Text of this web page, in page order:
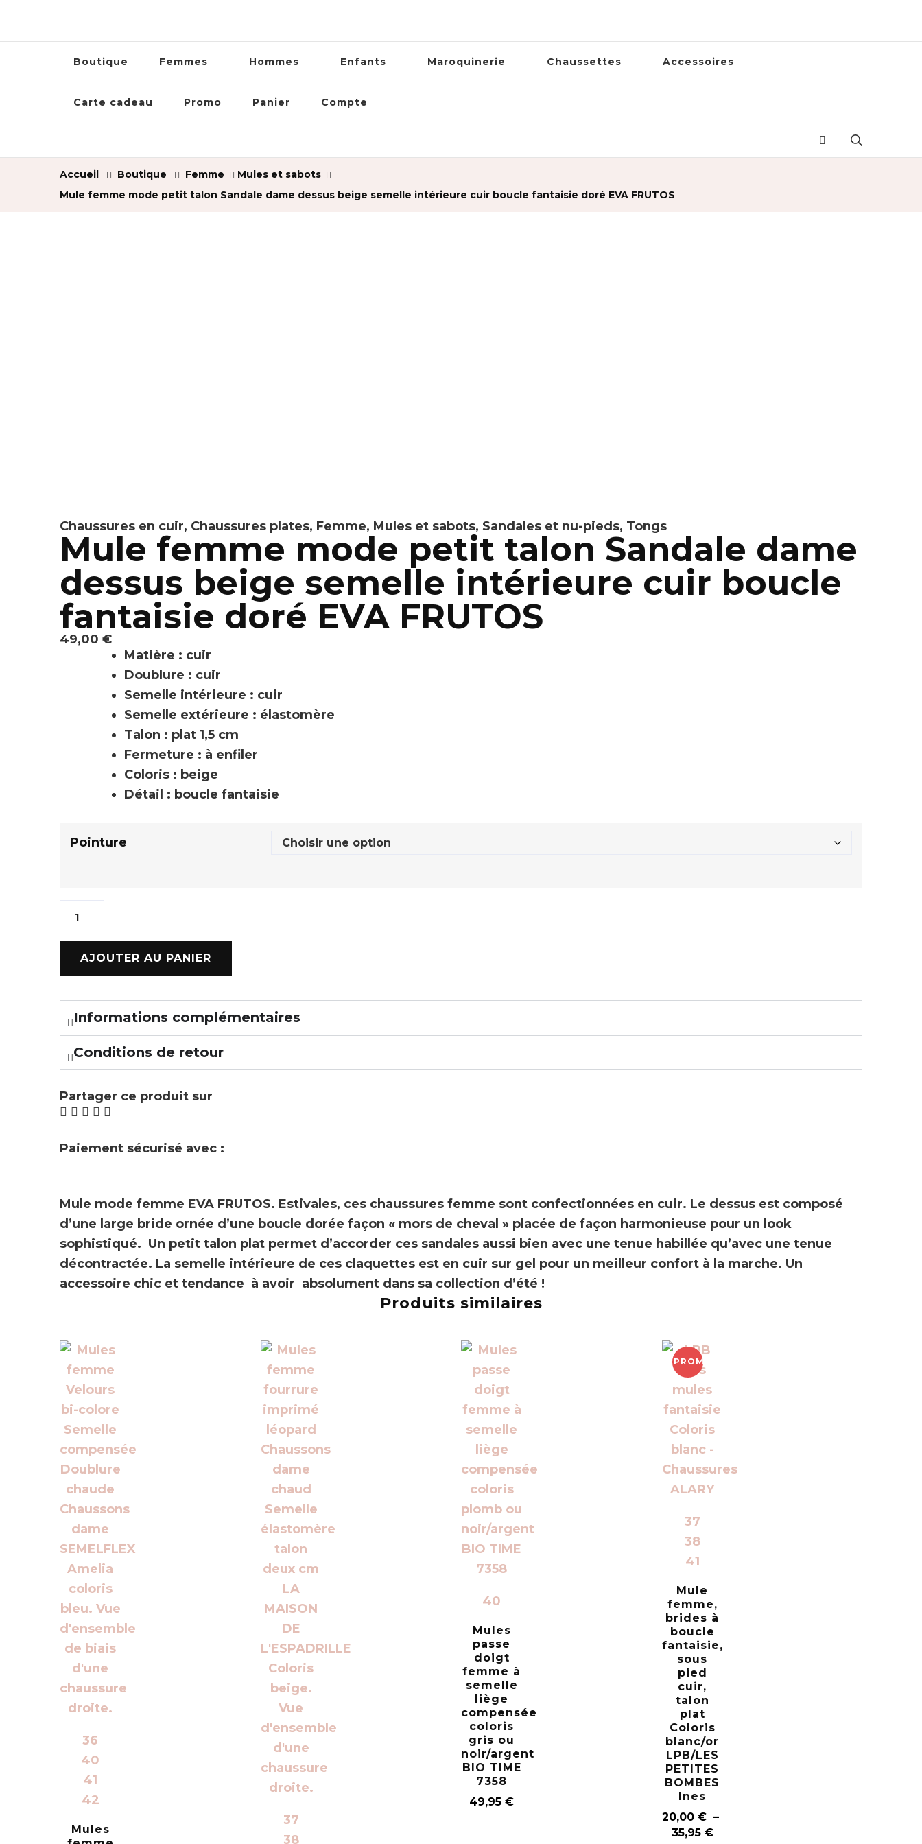
Boutique Femmes Hommes Enfants Maroquinerie Chaussettes Accessoires
Carte cadeau Promo Panier Compte
Accueil Boutique Femme
Mules et sabots
Mule femme mode petit talon Sandale dame dessus beige semelle intérieure cuir boucle fantaisie doré EVA FRUTOS
Chaussures en cuir, Chaussures plates, Femme, Mules et sabots, Sandales et nu-pieds, Tongs
Mule femme mode petit talon Sandale dame
dessus beige semelle intérieure cuir boucle
fantaisie doré EVA FRUTOS
49,00 €
Matière : cuir
Doublure : cuir
Semelle intérieure : cuir
Semelle extérieure : élastomère
Talon : plat 1,5 cm
Fermeture : à enfiler
Coloris : beige
Détail : boucle fantaisie
Pointure
AJOUTER AU PANIER
Informations complémentaires
Conditions de retour
Partager ce produit sur
Paiement sécurisé avec :
Mule mode femme EVA FRUTOS. Estivales, ces chaussures femme sont confectionnées en cuir. Le dessus est composé
d’une large bride ornée d’une boucle dorée façon « mors de cheval » placée de façon harmonieuse pour un look
sophistiqué. Un petit talon plat permet d’accorder ces sandales aussi bien avec une tenue habillée qu’avec une tenue
décontractée. La semelle intérieure de ces claquettes est en cuir sur gel pour un meilleur confort à la marche. Un
accessoire chic et tendance à avoir absolument dans sa collection d’été !
Produits similaires
36
40
41
42
Mules
37
38
40
Mules
passe
doigt
femme à
semelle
liège
compensée
coloris
gris ou
noir/argent
BIO TIME
7358
49,95€
PROMO !
37
38
41
Mule
femme,
brides à
boucle
fantaisie,
sous
pied
cuir,
talon
plat
Coloris
blanc/or
LPB/LES
PETITES
BOMBES
Ines
20,00€ –
35,95 €